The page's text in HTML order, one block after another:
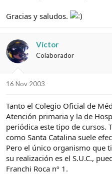
Gracias y saludos.
Víctor
Colaborador
16 Nov 2003
Tanto el Colegio Oficial de
Atención primaria y la de
periódica este tipo de cursos.
como Santa Catalina suele
Pero el único organismo que
su realización es el S.U.C.,
Franchi Roca nº 1.